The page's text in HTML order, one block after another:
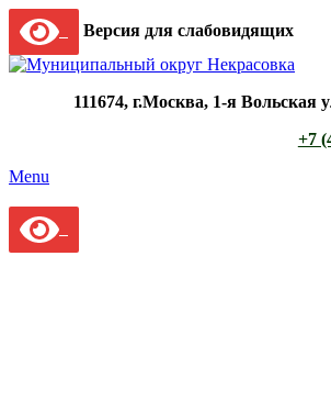
Версия для слабовидящих
111674, г.Москва, 1-я Вольская
+7
Menu